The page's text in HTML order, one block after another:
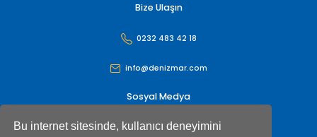
Bu internet sitesinde, kullanıcı deneyimini
Bize Ulaşın
0232 483 42 18
info@denizmar.com
Sosyal Medya